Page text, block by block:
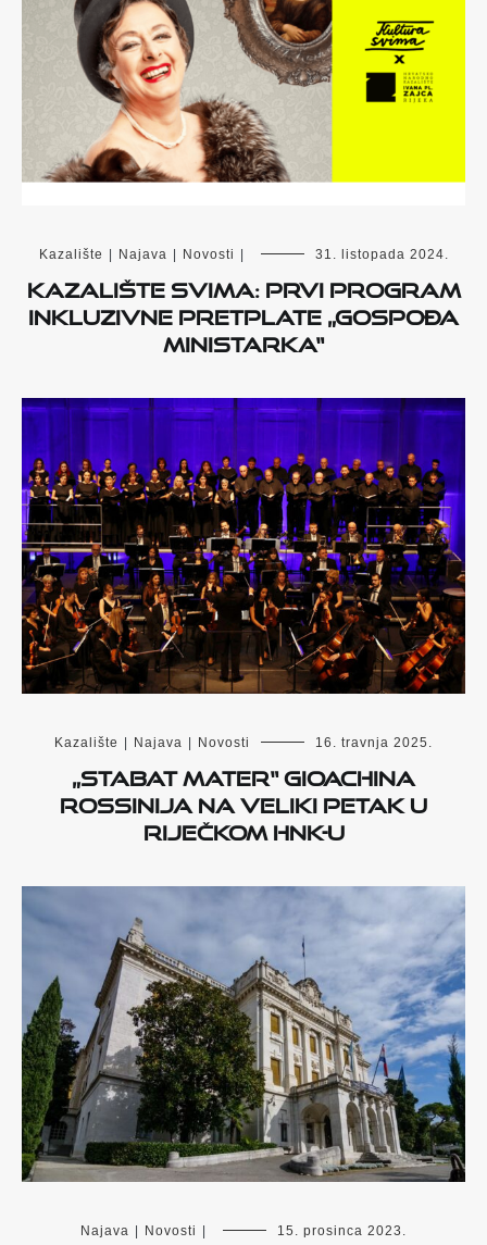
Kazalište Najava Novosti 31. listopada 2024.
Kazalište svima: prvi program
inkluzivne pretplate „Gospođa
ministarka“
Kazalište Najava Novosti 16. travnja 2025.
„STABAT MATER“ GIOACHINA
ROSSINIJA NA VELIKI PETAK U
RIJEČKOM HNK-u
Najava Novosti 15. prosinca 2023.